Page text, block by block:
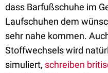
dass Barfußschuhe im
Laufschuhen dem
sehr nahe kommen.
Stoffwechsels wird
simuliert, schreiben